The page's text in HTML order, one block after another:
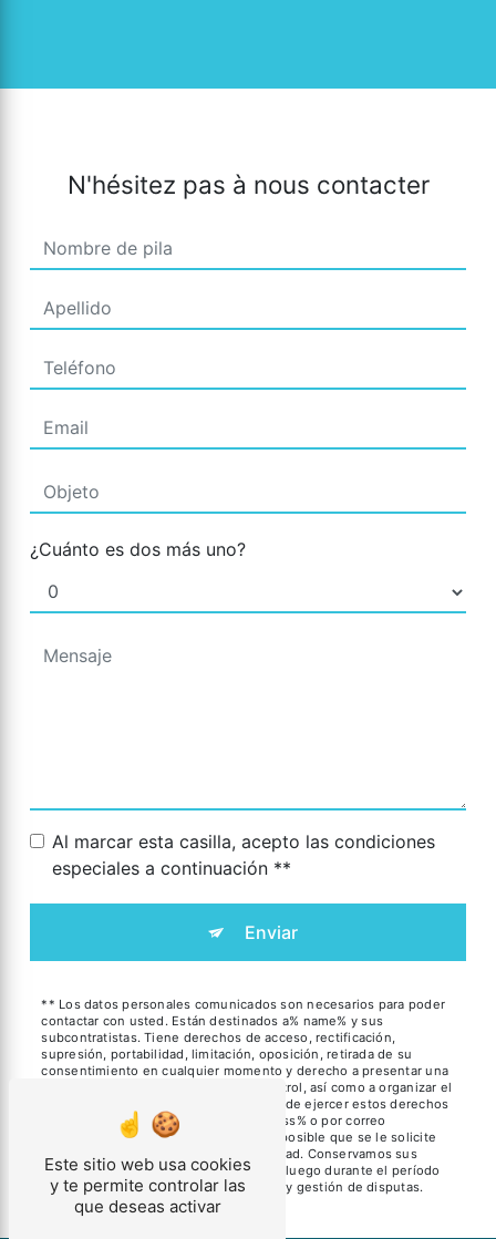
N'hésitez pas à nous contacter
¿Cuánto es dos más uno?
Al marcar esta casilla, acepto las condiciones
especiales a continuación **
Enviar
** Los datos personales comunicados son necesarios para poder
contactar con usted. Están destinados a% name% y sus
subcontratistas. Tiene derechos de acceso, rectificación,
supresión, portabilidad, limitación, oposición, retirada de su
consentimiento en cualquier momento y derecho a presentar una
reclamación ante una autoridad de control, así como a organizar el
destino de sus datos post mortem. Puede ejercer estos derechos
por correo postal a la dirección% address% o por correo
electrónico a la dirección% email%. Es posible que se le solicite
que proporcione una prueba de identidad. Conservamos sus
datos durante el período de contacto y luego durante el período
de limitación legal con fines de prueba y gestión de disputas.
Este sitio web usa cookies
y te permite controlar las
que deseas activar